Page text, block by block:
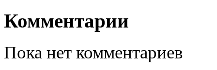
Комментарии
Пока нет комментариев